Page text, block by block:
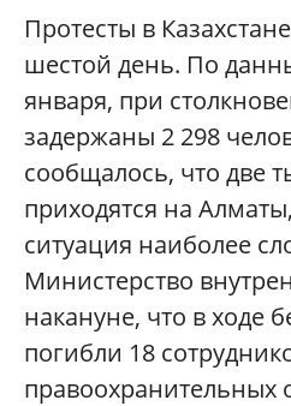
Протесты в
шестой день. По
января, при
задержаны 2 298
сообщалось, что две
приходятся на
ситуация наиболее
Министерство
накануне, что в ходе
погибли 18
правоохранительных